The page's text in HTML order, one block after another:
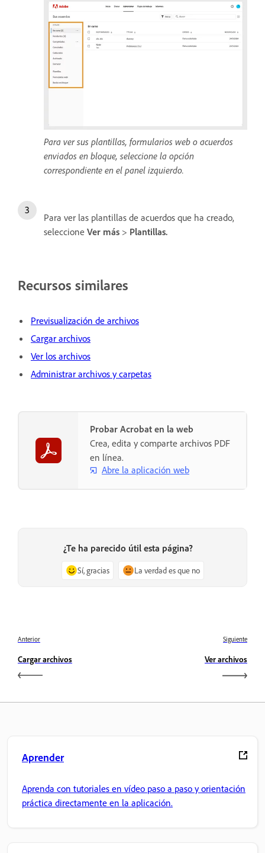
Para ver sus plantillas, formularios web o acuerdos
enviados en bloque, seleccione la opción
correspondiente en el panel izquierdo.
Para ver las plantillas de acuerdos que ha creado,
seleccione Ver más > Plantillas.
Recursos similares
Previsualización de archivos
Cargar archivos
Ver los archivos
Administrar archivos y carpetas
Probar Acrobat en la web
Crea, edita y comparte archivos PDF
en línea.
Abre la aplicación web
¿Te ha parecido útil esta página?
Sí, gracias La verdad es que no
Anterior
Cargar archivos
Siguiente
Ver archivos
Aprender
Aprenda con tutoriales en vídeo paso a paso y orientación
práctica directamente en la aplicación.